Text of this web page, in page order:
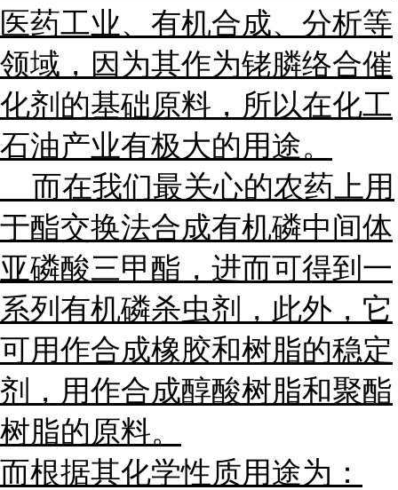
医药工业、有机合成、分析等
领域，因为其作为铑膦络合催
化剂的基础原料，所以在化工
石油产业有极大的用途。
而在我们最关心的农药上用
于酯交换法合成有机磷中间体
亚磷酸三甲酯，进而可得到一
系列有机磷杀虫剂，此外，它
可用作合成橡胶和树脂的稳定
剂，用作合成醇酸树脂和聚酯
树脂的原料。
而根据其化学性质用途为：